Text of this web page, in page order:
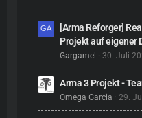
[Arma Reforger]
Projekt auf eigener
Gargamel 30. Juli
Arma 3 Projekt -
Omega Garcia 29.